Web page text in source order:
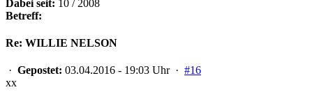
Dabei seit: 10 / 2008
Betreff:
Re: WILLIE NELSON
· Gepostet: 03.04.2016 - 19:03 Uhr · #16
xx